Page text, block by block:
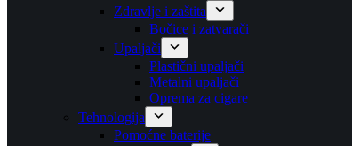
Zdravlje i zaštita
Bočice i zatvarači
Upaljači
Plastični upaljači
Metalni upaljači
Oprema za cigare
Tehnologija
Pomoćne baterije